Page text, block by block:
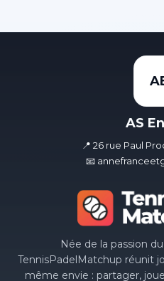
AS
📍 26 rue Paul
📧
Née de la passion
TennisPadelMatchup réunit
même envie : partager,